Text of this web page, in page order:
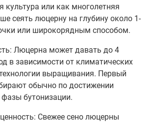
культура или как многолетняя
сеять люцерну на глубину около 1-
или широкорядным способом.
Люцерна может давать до 4
в зависимости от климатических
выращивания. Первый
обычно по достижении
фазы бутонизации.
Свежее сено люцерны